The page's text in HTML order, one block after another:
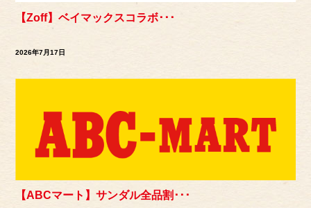
【Zoff】ベイマックスコラボ･･･
2026年7月17日
【ABCマート】サンダル全品割･･･